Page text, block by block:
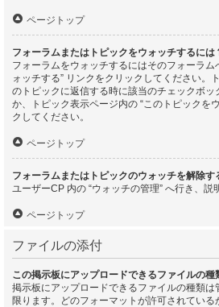
ページトップ
フォーラムまたはトピックをウォッチするには
フォーラムをウォッチするにはそのフォーラム
ォッチする” リンクをクリックしてください。
のトピックに返信する時に該当のチェックボ
か、トピック表示ページ内の “このトピックを
クしてください。
ページトップ
フォーラムまたはトピックのウォッチを解除す
ユーザーCP 内の “ウォッチの管理” へ行き、説
ページトップ
ファイルの添付
この掲示板にアップロードできるファイルの種
掲示板にアップロードできるファイルの種類
限ります。どのフォーマットが許可されてい